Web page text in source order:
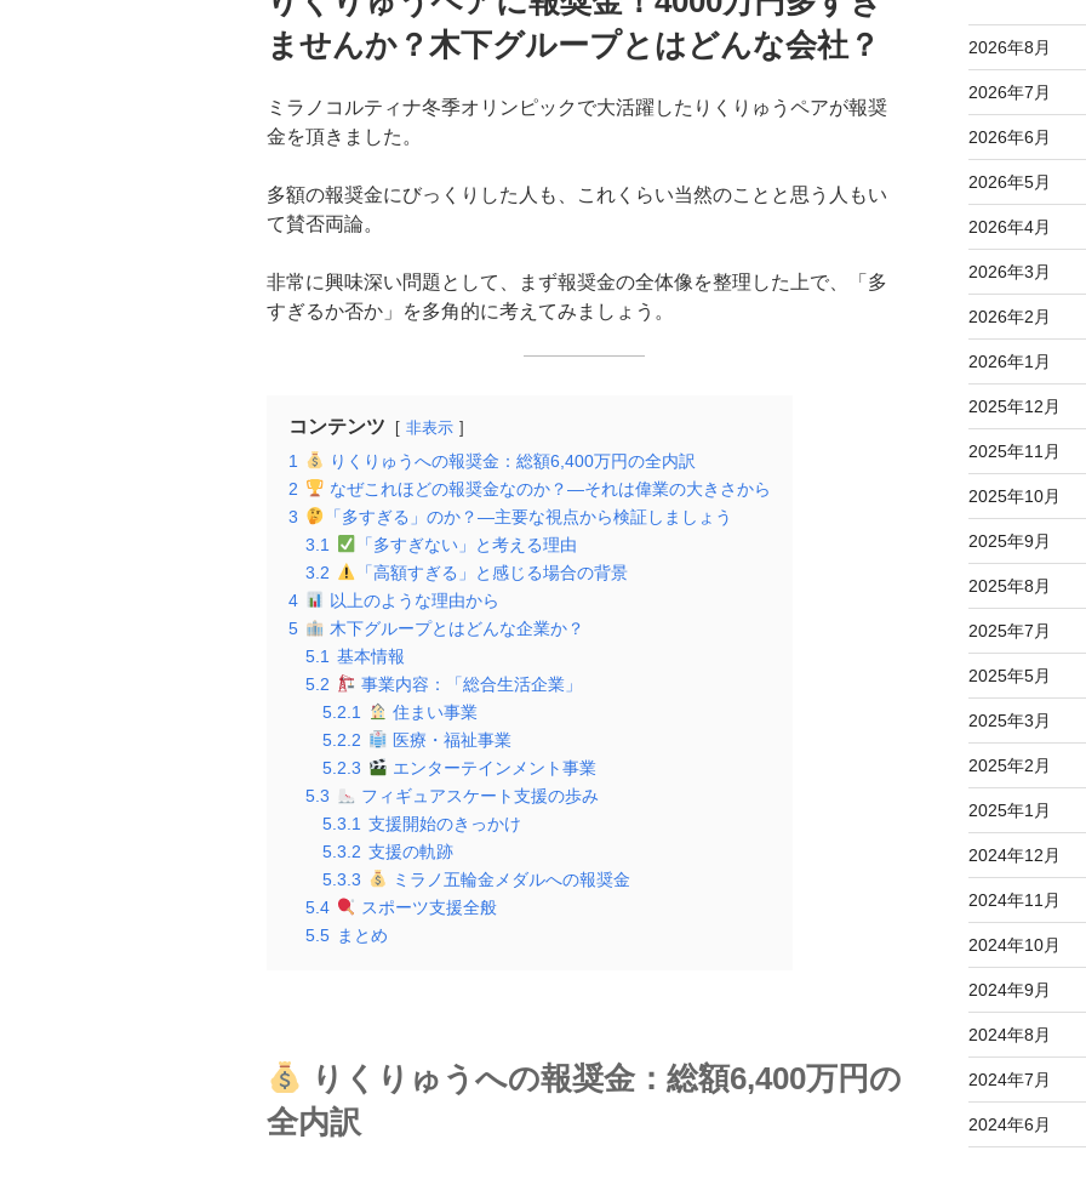
日:
ませんか？木下グループとはどんな会社？
ミラノコルティナ冬季オリンピックで大活躍したりくりゅうペアが報奨
金を頂きました。
多額の報奨金にびっくりした人も、これくらい当然のことと思う人もい
て賛否両論。
非常に興味深い問題として、まず報奨金の全体像を整理した上で、「多
すぎるか否か」を多角的に考えてみましょう。
コンテンツ 非表示
1
りくりゅうへの報奨金：総額6,400万円の全内訳
2
なぜこれほどの報奨金なのか？―それは偉業の大きさから
3
「多すぎる」のか？―主要な視点から検証しましょう
3.1
「多すぎない」と考える理由
3.2
「高額すぎる」と感じる場合の背景
4
以上のような理由から
5
木下グループとはどんな企業か？
5.1 基本情報
5.2
事業内容：「総合生活企業」
5.2.1
住まい事業
5.2.2
医療・福祉事業
5.2.3
エンターテインメント事業
5.3
フィギュアスケート支援の歩み
5.3.1 支援開始のきっかけ
5.3.2 支援の軌跡
5.3.3
ミラノ五輪金メダルへの報奨金
5.4
スポーツ支援全般
5.5 まとめ
りくりゅうへの報奨金：総額6,400万円の
全内訳
2026年8月
2026年7月
2026年6月
2026年5月
2026年4月
2026年3月
2026年2月
2026年1月
2025年12月
2025年11月
2025年10月
2025年9月
2025年8月
2025年7月
2025年5月
2025年3月
2025年2月
2025年1月
2024年12月
2024年11月
2024年10月
2024年9月
2024年8月
2024年7月
2024年6月